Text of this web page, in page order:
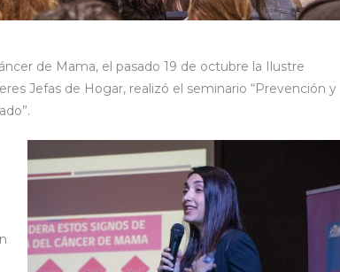
de Mama, el pasado 19 de octubre la Ilustre
Jefas de Hogar, realizó el seminario “Prevención y